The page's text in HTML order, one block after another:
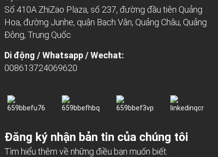
Số 410A ZhiZao Plaza, số 237, đường đầu tiên Quảng
Hoa, đường Junhe, quận Bạch Vân, Quảng Châu, Quảng
Đông, Trung Quốc
Di động / Whatsapp / Wechat:
008613724069620
Đăng ký nhận bản tin của chúng tôi
Tìm hiểu thêm về những điều bạn muốn biết.